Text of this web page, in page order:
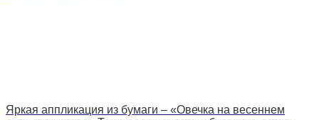
Яркая аппликация из бумаги – «Овечка на весеннем